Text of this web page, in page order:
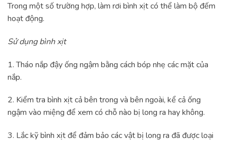
Trong một số trường hợp, làm rơi bình xịt có thể làm bộ đếm
hoạt động.
Sử dụng bình xịt
1. Tháo nắp đậy ống ngậm bằng cách bóp nhẹ các mặt của
nắp.
2. Kiểm tra bình xịt cả bên trong và bên ngoài, kể cả ống
ngậm vào miệng để xem có chỗ nào bị long ra hay không.
3. Lắc kỹ bình xịt để đảm bảo các vật bị long ra đã được loại